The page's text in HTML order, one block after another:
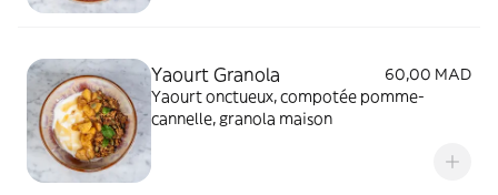
Yaourt Granola
60,00 MAD
Yaourt onctueux, compotée pomme-
cannelle, granola maison